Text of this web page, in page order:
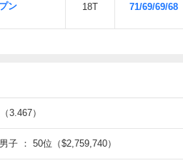
ン 18T 71/69/69/68
3.467）
子 ： 50位（$2,759,740）